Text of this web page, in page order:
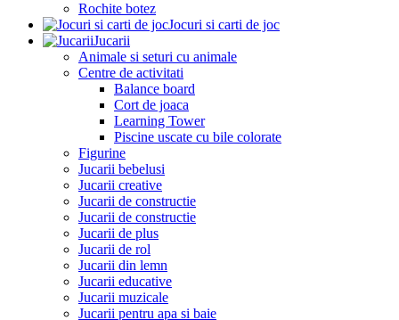
Rochite botez
Jocuri si carti de joc
Jucarii
Animale si seturi cu animale
Centre de activitati
Balance board
Cort de joaca
Learning Tower
Piscine uscate cu bile colorate
Figurine
Jucarii bebelusi
Jucarii creative
Jucarii de constructie
Jucarii de constructie
Jucarii de plus
Jucarii de rol
Jucarii din lemn
Jucarii educative
Jucarii muzicale
Jucarii pentru apa si baie